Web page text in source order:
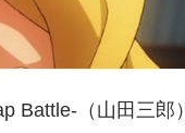
Battle-（山田三郎）